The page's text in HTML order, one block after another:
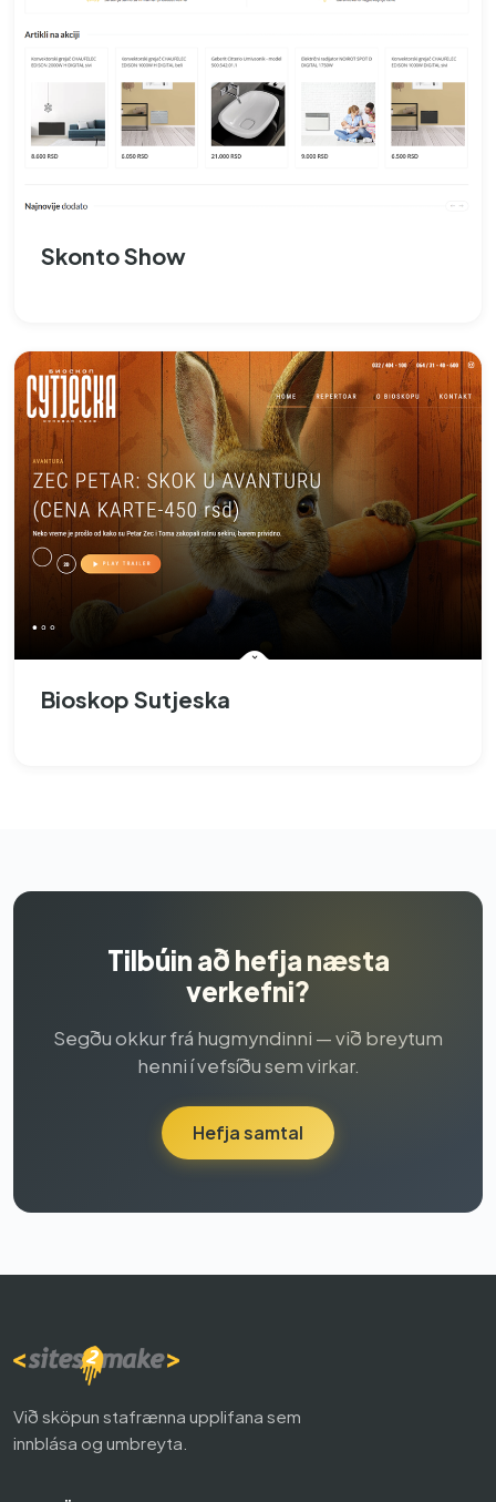
Skonto Show
Bioskop Sutjeska
Tilbúin að hefja næsta
verkefni?
Segðu okkur frá hugmyndinni — við breytum
henni í vefsíðu sem virkar.
Hefja samtal
Við sköpun stafrænna upplifana sem
innblása og umbreyta.